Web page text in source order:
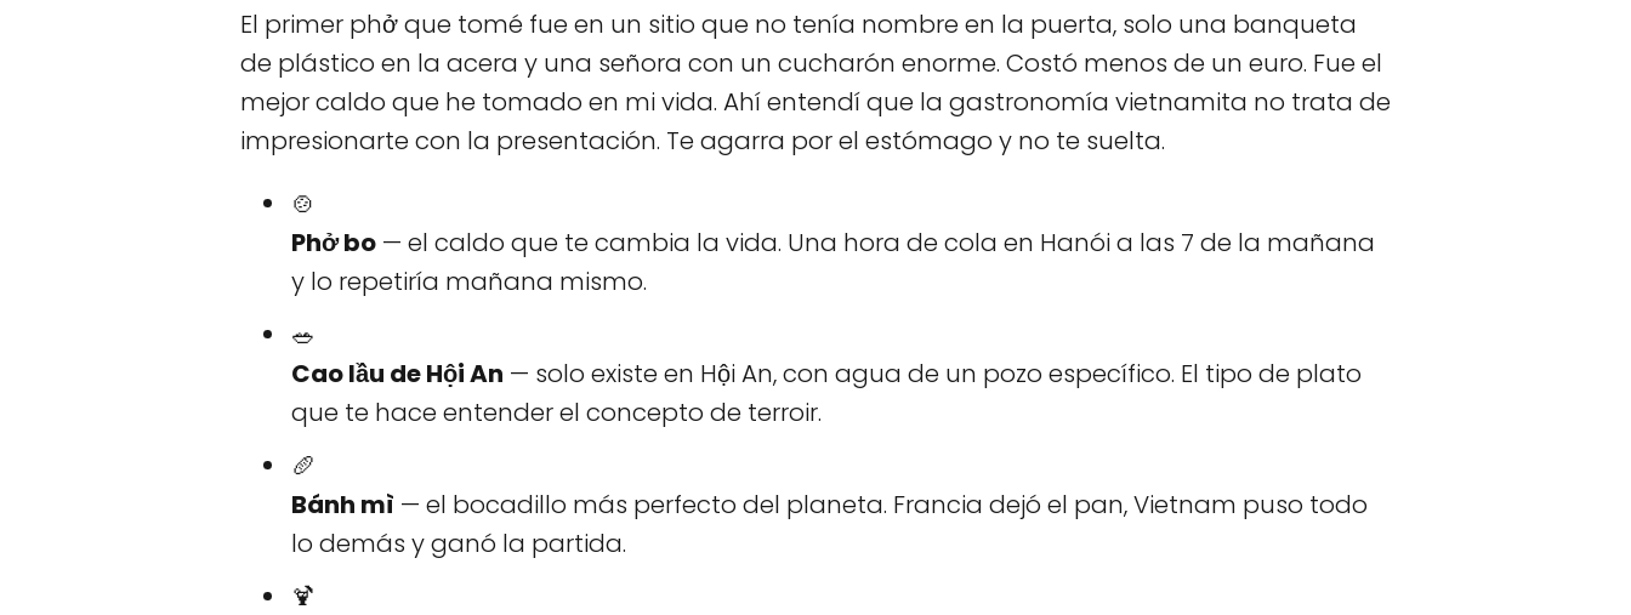
El primer phở que tomé fue en un sitio que no tenía nombre en la puerta, solo una banqueta
de plástico en la acera y una señora con un cucharón enorme. Costó menos de un euro. Fue el
mejor caldo que he tomado en mi vida. Ahí entendí que la gastronomía vietnamita no trata de
impresionarte con la presentación. Te agarra por el estómago y no te suelta.
🍲
Phở bo — el caldo que te cambia la vida. Una hora de cola en Hanói a las 7 de la mañana
y lo repetiría mañana mismo.
🥗
Cao lầu de Hội An — solo existe en Hội An, con agua de un pozo específico. El tipo de plato
que te hace entender el concepto de terroir.
🥖
Bánh mì — el bocadillo más perfecto del planeta. Francia dejó el pan, Vietnam puso todo
lo demás y ganó la partida.
🍹